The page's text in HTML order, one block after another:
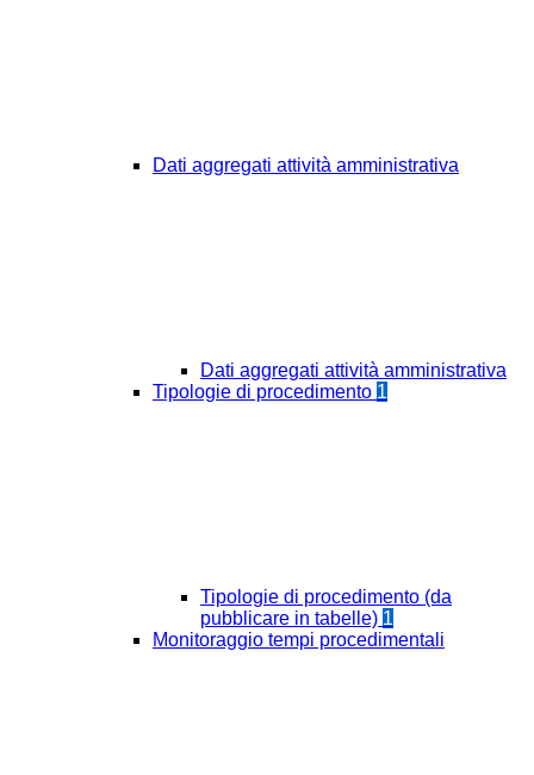
Dati aggregati attività amministrativa
Dati aggregati attività amministrativa
Tipologie di procedimento 1
Tipologie di procedimento (da
pubblicare in tabelle) 1
Monitoraggio tempi procedimentali